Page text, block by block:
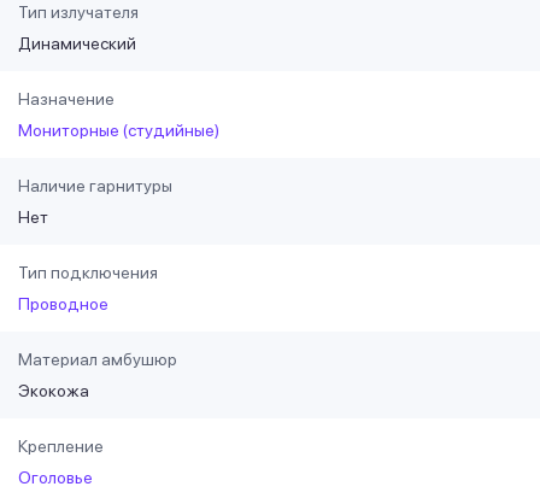
Тип излучателя
Динамический
Назначение
Мониторные (студийные)
Наличие гарнитуры
Нет
Тип подключения
Проводное
Материал амбушюр
Экокожа
Крепление
Оголовье